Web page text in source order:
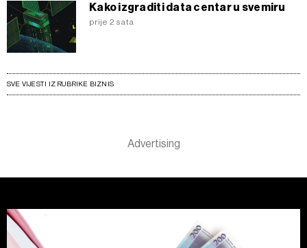
Kako izgraditi data centar u svemiru
prije 2 sata
SVE VIJESTI IZ RUBRIKE BIZNIS